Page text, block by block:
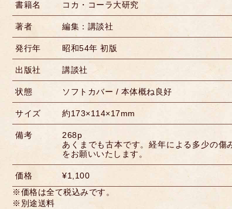
書籍名 コカ・コーラ大研究
著者 編集：講談社
発行年 昭和54年 初版
出版社 講談社
状態 ソフトカバー / 本体概ね良好
サイズ 約173×114×17mm
備考
268p
あくまでも古本です。経年による多少の傷
をお願いいたします。
価格
¥1,100
※価格は全て税込みです。
※別途送料